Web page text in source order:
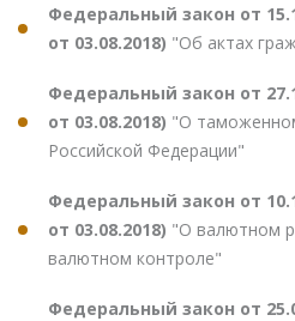
Федеральный закон от
от 03.08.2018) "Об актах
Федеральный закон от
от 03.08.2018) "О
Российской Федерации"
Федеральный закон от
от 03.08.2018) "О валютном
валютном контроле"
Федеральный закон от